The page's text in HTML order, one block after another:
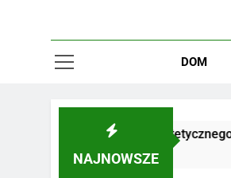
DOM
NAJNOWSZE
dla trwałego i estetycznego tarasu